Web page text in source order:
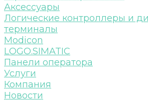
Аксессуары
Логические контроллеры и
терминалы
Modicon
LOGO.SIMATIC
Панели оператора
Услуги
Компания
Новости